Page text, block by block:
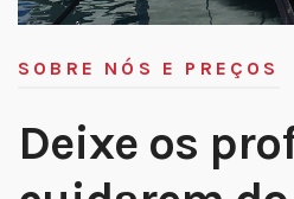
SOBRE NÓS E PREÇOS
Deixe os